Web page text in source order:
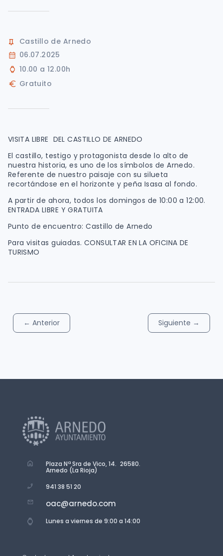
Castillo de Arnedo
06.07.2025
10.00 a 12.00h
Gratuito
VISITA LIBRE DEL CASTILLO DE ARNEDO
El castillo, testigo y protagonista desde lo alto de
nuestra historia, es uno de los símbolos de Arnedo.
Referente de nuestro paisaje con su silueta
recortándose en el horizonte y peña Isasa al fondo.
A partir de ahora, todos los domingos de 10:00 a 12:00.
ENTRADA LIBRE Y GRATUITA
Punto de encuentro: Castillo de Arnedo
Para visitas guiadas. CONSULTAR EN LA OFICINA DE
TURISMO
← Anterior Siguiente →
Plaza Nª Sra de Vico, 14. 26580.
Arnedo (La Rioja)
941 38 51 20
oac@arnedo.com
Lunes a viernes de 9:00 a 14:00